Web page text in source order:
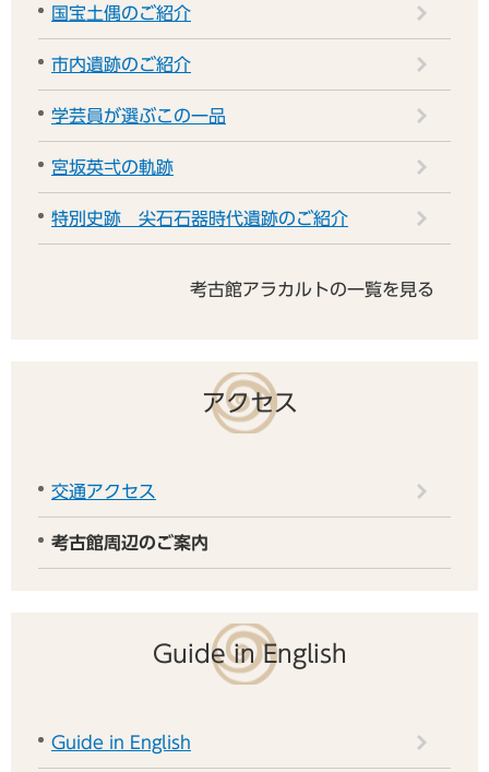
国宝土偶のご紹介
市内遺跡のご紹介
学芸員が選ぶこの一品
宮坂英弌の軌跡
特別史跡 尖石石器時代遺跡のご紹介
考古館アラカルトの一覧を見る
アクセス
交通アクセス
考古館周辺のご案内
Guide in English
Guide in English